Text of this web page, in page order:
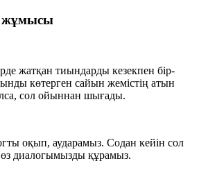
жұмысы
жатқан тиындарды кезекпен бір-
көтерген сайын жемістің атын
сол ойыннан шығады.
оқып, аударамыз. Содан кейін сол
диалогымызды құрамыз.